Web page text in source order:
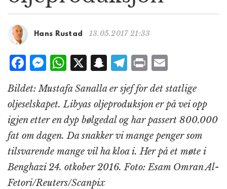
g
t
n
Hans Rustad 13.05.2017 21:33
F
c
e
b
o
o
k
M
ss
e
n
g
e
r
W
h
at
s
A
p
p
X S
a
p
c
h
at
T
el
e
g
r
a
m
P
ri
n
t
m
ai
l
Bildet: Mustafa Sanalla er sjef for det statlige
oljeselskapet. Libyas oljeproduksjon er på vei opp
igjen etter en dyp bølgedal og har passert 800.000
fat om dagen. Da snakker vi mange penger som
tilsvarende mange vil ha kloa i. Her på et møte i
Benghazi 24. otkober 2016. Foto: Esam Omran Al-
Fetori/Reuters/Scanpix